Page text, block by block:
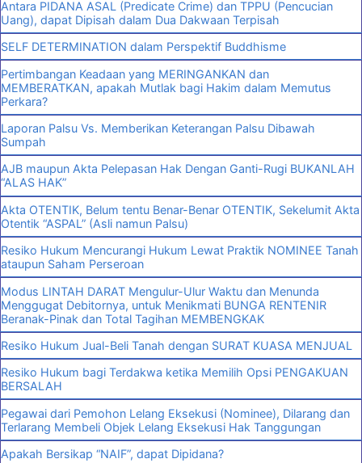
Antara PIDANA ASAL (Predicate Crime) dan TPPU (Pencucian
Uang), dapat Dipisah dalam Dua Dakwaan Terpisah
SELF DETERMINATION dalam Perspektif Buddhisme
Pertimbangan Keadaan yang MERINGANKAN dan
MEMBERATKAN, apakah Mutlak bagi Hakim dalam Memutus
Perkara?
Laporan Palsu Vs. Memberikan Keterangan Palsu Dibawah
Sumpah
AJB maupun Akta Pelepasan Hak Dengan Ganti-Rugi BUKANLAH
“ALAS HAK”
Akta OTENTIK, Belum tentu Benar-Benar OTENTIK, Sekelumit Akta
Otentik “ASPAL” (Asli namun Palsu)
Resiko Hukum Mencurangi Hukum Lewat Praktik NOMINEE Tanah
ataupun Saham Perseroan
Modus LINTAH DARAT Mengulur-Ulur Waktu dan Menunda
Menggugat Debitornya, untuk Menikmati BUNGA RENTENIR
Beranak-Pinak dan Total Tagihan MEMBENGKAK
Resiko Hukum Jual-Beli Tanah dengan SURAT KUASA MENJUAL
Resiko Hukum bagi Terdakwa ketika Memilih Opsi PENGAKUAN
BERSALAH
Pegawai dari Pemohon Lelang Eksekusi (Nominee), Dilarang dan
Terlarang Membeli Objek Lelang Eksekusi Hak Tanggungan
Apakah Bersikap “NAIF”, dapat Dipidana?